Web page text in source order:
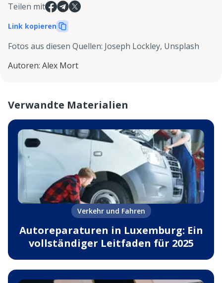
Teilen mit
Link kopieren
Fotos aus diesen Quellen: Joseph Lockley, Unsplash
Autoren: Alex Mort
Verwandte Materialien
Verkehr und Fahren
Autoreparaturen in Luxemburg: Ein
vollständiger Leitfaden für 2025